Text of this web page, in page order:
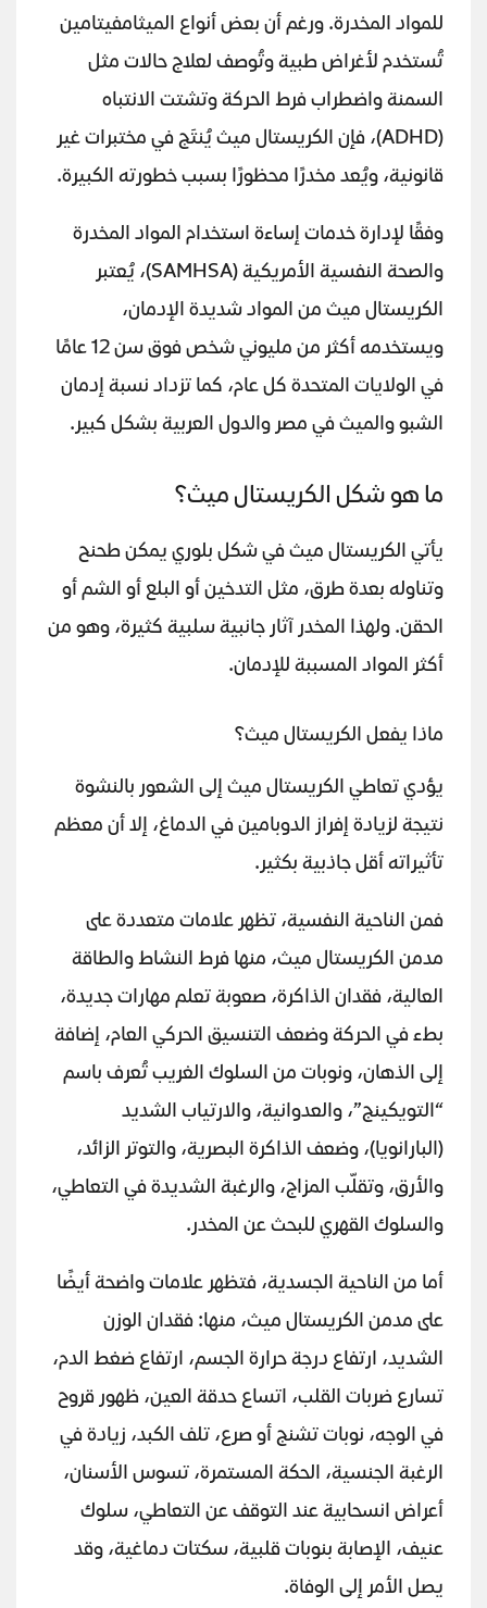
للمواد المخدرة. ورغم أن بعض أنواع الميثامفيتامين
تُستخدم لأغراض طبية وتُوصف لعلاج حالات مثل
السمنة واضطراب فرط الحركة وتشتت الانتباه
(ADHD)، فإن الكريستال ميث يُنتَج في مختبرات غير
قانونية، ويُعد مخدرًا محظورًا بسبب خطورته الكبيرة.
وفقًا لإدارة خدمات إساءة استخدام المواد المخدرة
والصحة النفسية الأمريكية (SAMHSA)، يُعتبر
الكريستال ميث من المواد شديدة الإدمان،
ويستخدمه أكثر من مليوني شخص فوق سن 12 عامًا
في الولايات المتحدة كل عام، كما تزداد نسبة إدمان
الشبو والميث في مصر والدول العربية بشكل كبير.
ما هو شكل الكريستال ميث؟
يأتي الكريستال ميث في شكل بلوري يمكن طحنح
وتناوله بعدة طرق، مثل التدخين أو البلع أو الشم أو
الحقن. ولهذا المخدر آثار جانبية سلبية كثيرة، وهو من
أكثر المواد المسببة للإدمان.
ماذا يفعل الكريستال ميث؟
يؤدي تعاطي الكريستال ميث إلى الشعور بالنشوة
نتيجة لزيادة إفراز الدوبامين في الدماغ، إلا أن معظم
تأثيراته أقل جاذبية بكثير.
فمن الناحية النفسية، تظهر علامات متعددة على
مدمن الكريستال ميث، منها فرط النشاط والطاقة
العالية، فقدان الذاكرة، صعوبة تعلم مهارات جديدة،
بطء في الحركة وضعف التنسيق الحركي العام، إضافة
إلى الذهان، ونوبات من السلوك الغريب تُعرف باسم
“التويكينج”، والعدوانية، والارتياب الشديد
(البارانويا)، وضعف الذاكرة البصرية، والتوتر الزائد،
والأرق، وتقلّب المزاج، والرغبة الشديدة في التعاطي،
والسلوك القهري للبحث عن المخدر.
أما من الناحية الجسدية، فتظهر علامات واضحة أيضًا
على مدمن الكريستال ميث، منها: فقدان الوزن
الشديد، ارتفاع درجة حرارة الجسم، ارتفاع ضغط الدم،
تسارع ضربات القلب، اتساع حدقة العين، ظهور قروح
في الوجه، نوبات تشنج أو صرع، تلف الكبد، زيادة في
الرغبة الجنسية، الحكة المستمرة، تسوس الأسنان،
أعراض انسحابية عند التوقف عن التعاطي، سلوك
عنيف، الإصابة بنوبات قلبية، سكتات دماغية، وقد
يصل الأمر إلى الوفاة.